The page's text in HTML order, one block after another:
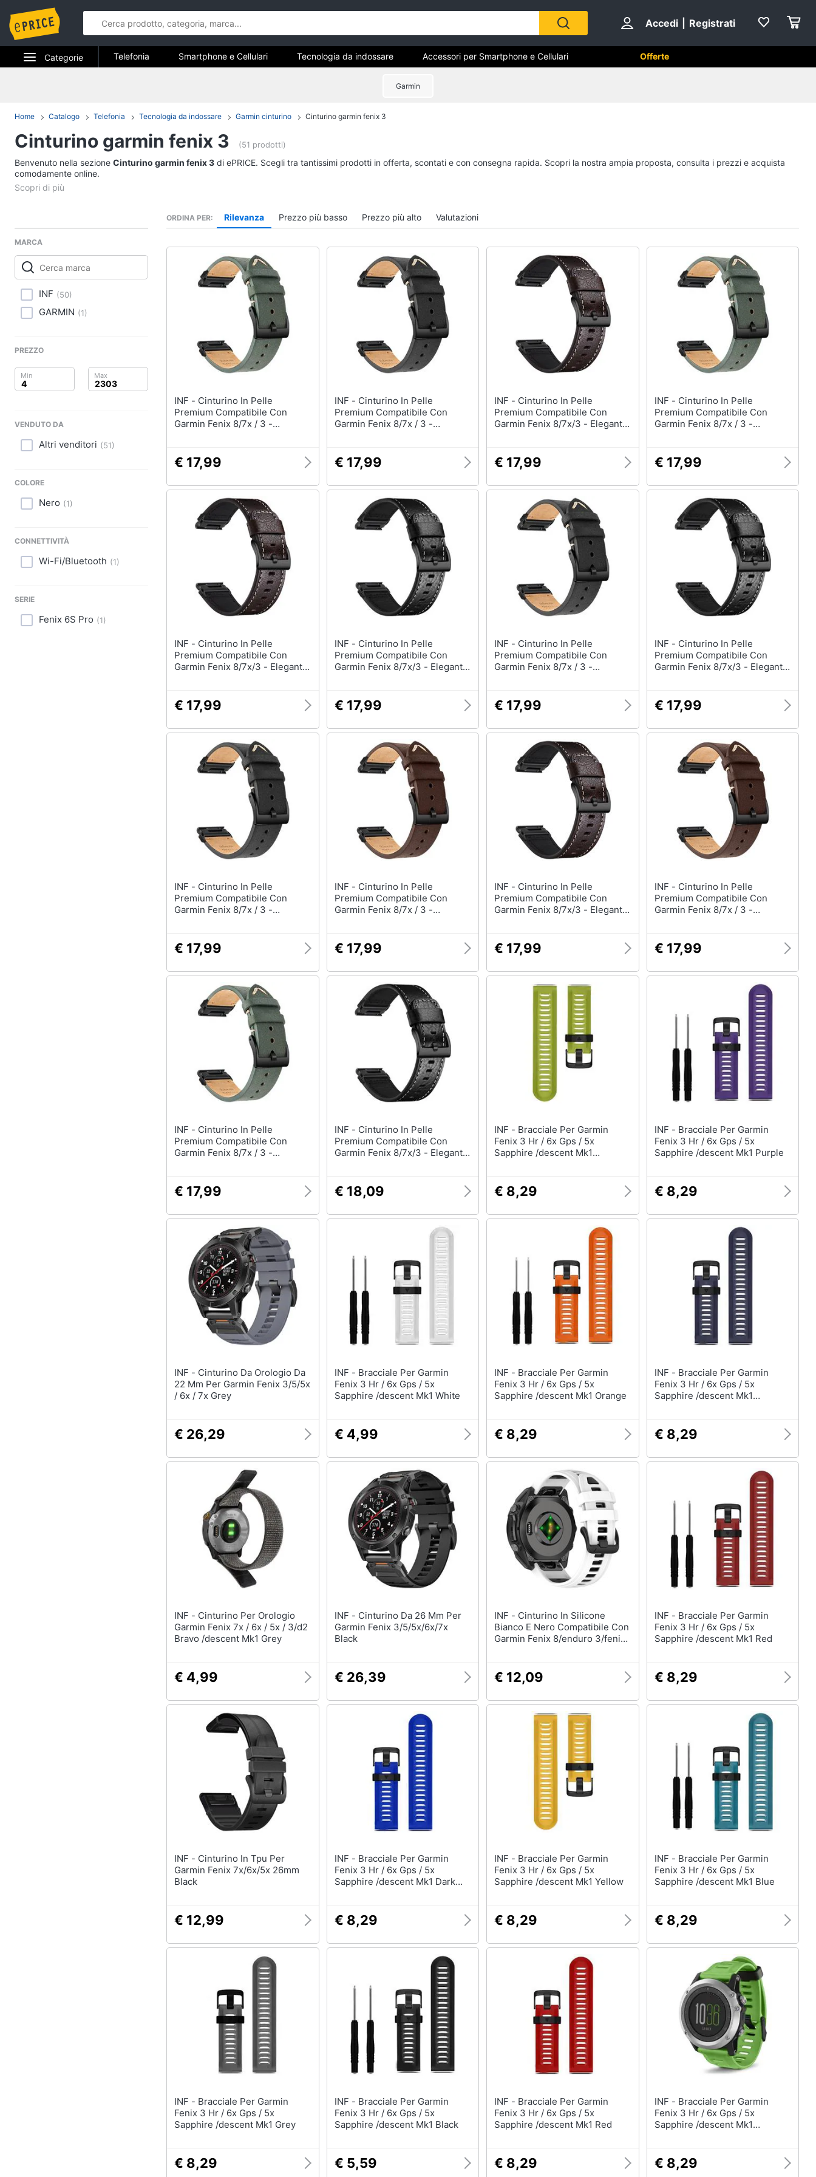
Accedi Registrati
Categorie
Telefonia
Tv e Home Cinema
Smart home
Clima
Arredo
Sport
Libri, cd e dvd
Smartphone e Cellulari
Samsung Galaxy S26
Vedi tutti
Tecnologia da indossare
Vedi tutti
Cuffie bluetooth
Vedi tutti
Telefonia Smartphone e Cellulari Tecnologia da indossare Accessori per Smartphone e Cellulari Offerte
Garmin
Home Catalogo Telefonia Tecnologia da indossare Garmin cinturino Cinturino garmin fenix 3
Cinturino garmin fenix 3 (51 prodotti)
Benvenuto nella sezione Cinturino garmin fenix 3 di ePRICE. Scegli tra tantissimi prodotti in offerta, scontati e con consegna rapida. Scopri la nostra ampia proposta, consulta i prezzi e acquista
comodamente online.
MARCA
INF (50)
GARMIN (1)
PREZZO
VENDUTO DA
Altri venditori (51)
COLORE
Nero (1)
CONNETTIVITÀ
Wi-Fi/Bluetooth (1)
SERIE
Fenix 6S Pro (1)
ORDINA PER Rilevanza Prezzo più basso Prezzo più alto Valutazioni
INF - Cinturino In Pelle
Premium Compatibile Con
Garmin Fenix 8/7x / 3 -
€ 17,99
INF - Cinturino In Pelle
Premium Compatibile Con
Garmin Fenix 8/7x / 3 -
€ 17,99
INF - Cinturino In Pelle
Premium Compatibile Con
Garmin Fenix 8/7x/3 - Elegante
€ 17,99
INF - Cinturino In Pelle
Premium Compatibile Con
Garmin Fenix 8/7x / 3 -
€ 17,99
INF - Cinturino In Pelle
Premium Compatibile Con
Garmin Fenix 8/7x/3 - Elegante
€ 17,99
INF - Cinturino In Pelle
Premium Compatibile Con
Garmin Fenix 8/7x/3 - Elegante
€ 17,99
INF - Cinturino In Pelle
Premium Compatibile Con
Garmin Fenix 8/7x / 3 -
€ 17,99
INF - Cinturino In Pelle
Premium Compatibile Con
Garmin Fenix 8/7x/3 - Elegante
€ 17,99
INF - Cinturino In Pelle
Premium Compatibile Con
Garmin Fenix 8/7x / 3 -
€ 17,99
INF - Cinturino In Pelle
Premium Compatibile Con
Garmin Fenix 8/7x / 3 -
€ 17,99
INF - Cinturino In Pelle
Premium Compatibile Con
Garmin Fenix 8/7x/3 - Elegante
€ 17,99
INF - Cinturino In Pelle
Premium Compatibile Con
Garmin Fenix 8/7x / 3 -
€ 17,99
INF - Cinturino In Pelle
Premium Compatibile Con
Garmin Fenix 8/7x / 3 -
€ 17,99
INF - Cinturino In Pelle
Premium Compatibile Con
Garmin Fenix 8/7x/3 - Elegante
€ 18,09
INF - Bracciale Per Garmin
Fenix 3 Hr / 6x Gps / 5x
Sapphire /descent Mk1
€ 8,29
INF - Bracciale Per Garmin
Fenix 3 Hr / 6x Gps / 5x
Sapphire /descent Mk1 Purple
€ 8,29
INF - Cinturino Da Orologio Da
22 Mm Per Garmin Fenix 3/5/5x
/ 6x / 7x Grey
€ 26,29
INF - Bracciale Per Garmin
Fenix 3 Hr / 6x Gps / 5x
Sapphire /descent Mk1 White
€ 4,99
INF - Bracciale Per Garmin
Fenix 3 Hr / 6x Gps / 5x
Sapphire /descent Mk1 Orange
€ 8,29
INF - Bracciale Per Garmin
Fenix 3 Hr / 6x Gps / 5x
Sapphire /descent Mk1
€ 8,29
INF - Cinturino Per Orologio
Garmin Fenix 7x / 6x / 5x / 3/d2
Bravo /descent Mk1 Grey
€ 4,99
INF - Cinturino Da 26 Mm Per
Garmin Fenix 3/5/5x/6x/7x
Black
€ 26,39
INF - Cinturino In Silicone
Bianco E Nero Compatibile Con
Garmin Fenix 8/enduro 3/fenix
€ 12,09
INF - Bracciale Per Garmin
Fenix 3 Hr / 6x Gps / 5x
Sapphire /descent Mk1 Red
€ 8,29
INF - Cinturino In Tpu Per
Garmin Fenix 7x/6x/5x 26mm
Black
€ 12,99
INF - Bracciale Per Garmin
Fenix 3 Hr / 6x Gps / 5x
Sapphire /descent Mk1 Dark
€ 8,29
INF - Bracciale Per Garmin
Fenix 3 Hr / 6x Gps / 5x
Sapphire /descent Mk1 Yellow
€ 8,29
INF - Bracciale Per Garmin
Fenix 3 Hr / 6x Gps / 5x
Sapphire /descent Mk1 Blue
€ 8,29
INF - Bracciale Per Garmin
Fenix 3 Hr / 6x Gps / 5x
Sapphire /descent Mk1 Grey
€ 8,29
INF - Bracciale Per Garmin
Fenix 3 Hr / 6x Gps / 5x
Sapphire /descent Mk1 Black
€ 5,59
INF - Bracciale Per Garmin
Fenix 3 Hr / 6x Gps / 5x
Sapphire /descent Mk1 Red
€ 8,29
INF - Bracciale Per Garmin
Fenix 3 Hr / 6x Gps / 5x
Sapphire /descent Mk1
€ 8,29